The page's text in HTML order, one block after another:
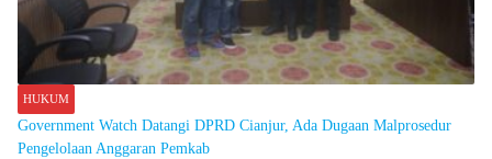
HUKUM
Government Watch Datangi DPRD Cianjur, Ada Dugaan Malprosedur
Pengelolaan Anggaran Pemkab